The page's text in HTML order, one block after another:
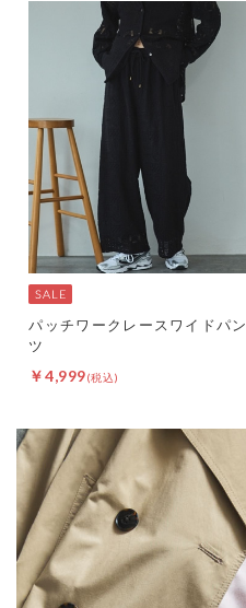
パッチワークレースワイドパン
ツ
￥4,999